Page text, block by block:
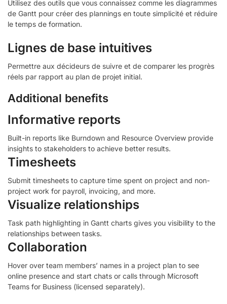
Utilisez des outils que vous connaissez comme les diagrammes
de Gantt pour créer des plannings en toute simplicité et réduire
le temps de formation.
Lignes de base intuitives
Permettre aux décideurs de suivre et de comparer les progrès
réels par rapport au plan de projet initial.
Additional benefits
Informative reports
Built-in reports like Burndown and Resource Overview provide
insights to stakeholders to achieve better results.
Timesheets
Submit timesheets to capture time spent on project and non-
project work for payroll, invoicing, and more.
Visualize relationships
Task path highlighting in Gantt charts gives you visibility to the
relationships between tasks.
Collaboration
Hover over team members’ names in a project plan to see
online presence and start chats or calls through Microsoft
Teams for Business (licensed separately).